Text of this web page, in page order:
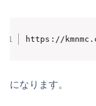
https://
になります。